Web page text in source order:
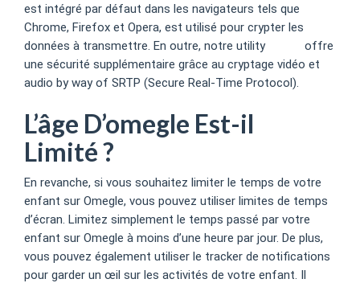
est intégré par défaut dans les navigateurs tels que
Chrome, Firefox et Opera, est utilisé pour crypter les
données à transmettre. En outre, notre utility
offre
une sécurité supplémentaire grâce au cryptage vidéo et
audio by way of SRTP (Secure Real-Time Protocol).
L’âge D’omegle Est-il
Limité ?
En revanche, si vous souhaitez limiter le temps de votre
enfant sur Omegle, vous pouvez utiliser limites de temps
d’écran. Limitez simplement le temps passé par votre
enfant sur Omegle à moins d’une heure par jour. De plus,
vous pouvez également utiliser le tracker de notifications
pour garder un œil sur les activités de votre enfant. Il